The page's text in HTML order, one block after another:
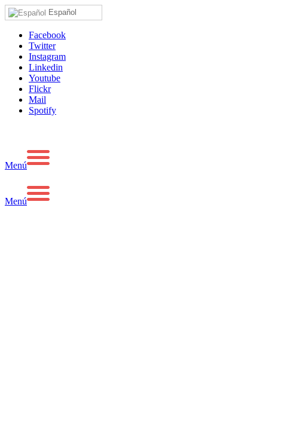
Español
Facebook
Twitter
Instagram
Linkedin
Youtube
Flickr
Mail
Spotify
Menú
Menú